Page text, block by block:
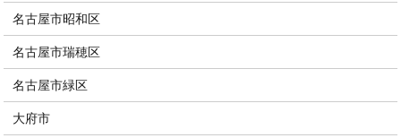
名古屋市昭和区
名古屋市瑞穂区
名古屋市緑区
大府市